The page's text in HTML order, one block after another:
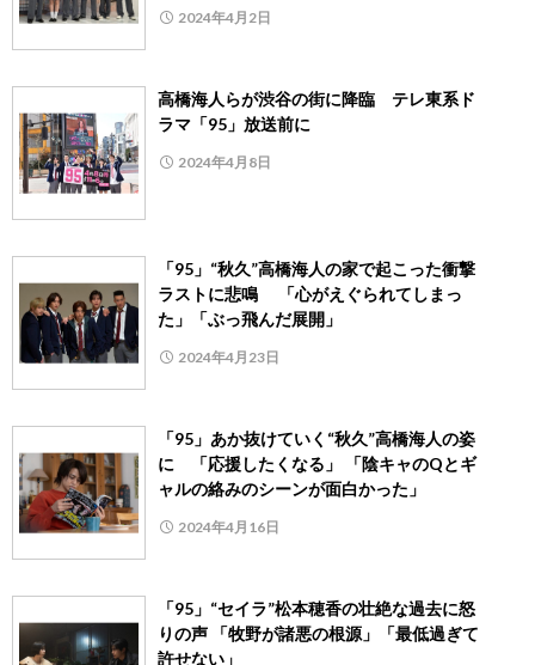
2024年4月2日
高橋海人らが渋谷の街に降臨 テレ東系ド
ラマ「95」放送前に
2024年4月8日
「95」“秋久”高橋海人の家で起こった衝撃
ラストに悲鳴 「心がえぐられてしまっ
た」「ぶっ飛んだ展開」
2024年4月23日
「95」あか抜けていく“秋久”高橋海人の姿
に 「応援したくなる」 「陰キャのQとギ
ャルの絡みのシーンが面白かった」
2024年4月16日
「95」“セイラ”松本穂香の壮絶な過去に怒
りの声 「牧野が諸悪の根源」「最低過ぎて
許せない」